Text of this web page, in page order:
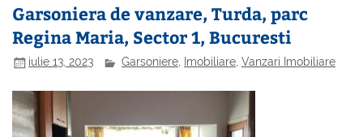
Garsoniera de vanzare, Turda, parc
Regina Maria, Sector 1, Bucuresti
iulie 13, 2023 Garsoniere Imobiliare ,Vanzari Imobiliare